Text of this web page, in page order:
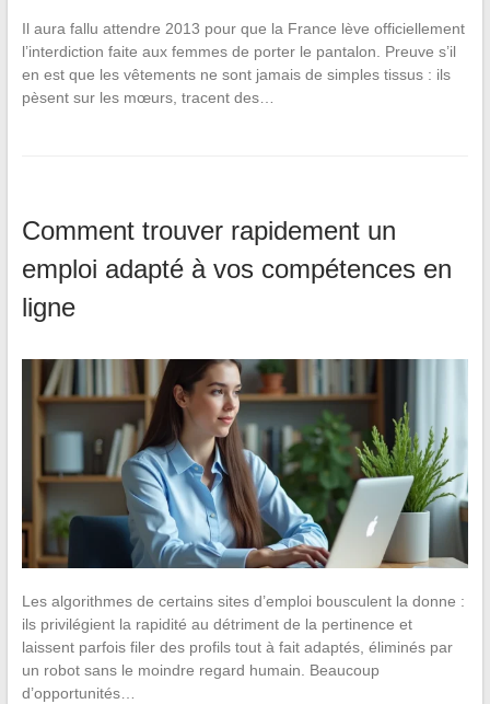
Il aura fallu attendre 2013 pour que la France lève officiellement
l’interdiction faite aux femmes de porter le pantalon. Preuve s’il
en est que les vêtements ne sont jamais de simples tissus : ils
pèsent sur les mœurs, tracent des…
Comment trouver rapidement un
emploi adapté à vos compétences en
ligne
Les algorithmes de certains sites d’emploi bousculent la donne :
ils privilégient la rapidité au détriment de la pertinence et
laissent parfois filer des profils tout à fait adaptés, éliminés par
un robot sans le moindre regard humain. Beaucoup
d’opportunités…